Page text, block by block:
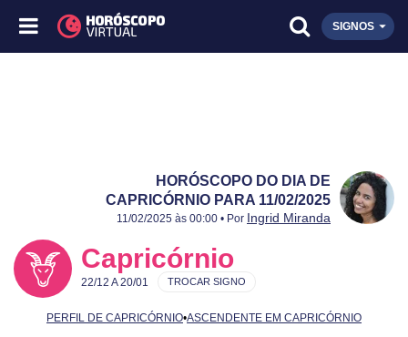
SIGNOS
HORÓSCOPO DO DIA DE
CAPRICÓRNIO PARA 11/02/2025
Publicado:
11/02/2025
Atualizado:
11/02/2025
11/02/2025 às 00:00 • Por Ingrid Miranda
Capricórnio
22/12 A 20/01
PERFIL DE CAPRICÓRNIO•ASCENDENTE EM CAPRICÓRNIO
TROCAR SIGNO